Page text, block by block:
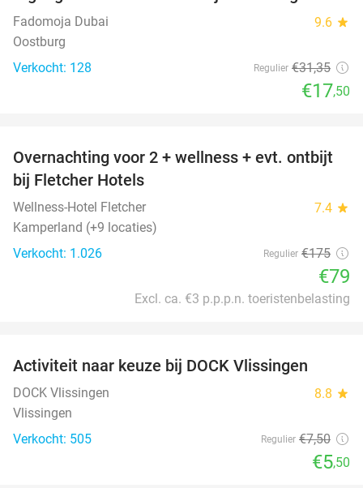
Fadomoja Dubai 9.6 star
Oostburg
Verkocht: 128
Regulier €31,35
€17,50
55%
Overnachting voor 2 + wellness + evt. ontbijt
bij Fletcher Hotels
Wellness-Hotel Fletcher 7.4 star
Kamperland (+9 locaties)
Verkocht: 1.026
Regulier €175
€79
Excl. ca. €3 p.p.p.n. toeristenbelasting
Activiteit naar keuze bij DOCK Vlissingen
DOCK Vlissingen 8.8 star
Vlissingen
Verkocht: 505
Regulier €7,50
€5,50